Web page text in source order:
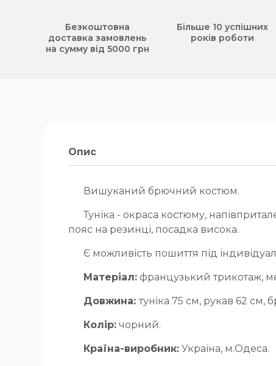
Безкоштовна
доставка замовлень
на сумму від 5000 грн
Більше 10 успішних
років роботи
Опис
Вишуканий брючний костюм.
Туніка - окраса костюму,
пояс на резинці, посадка висока.
Є можливість пошиття під
Матеріал: французький трикотаж,
Довжина:туніка 75 см, рукав 62 см,
Колір: чорний.
Країна-виробник: Україна, м.Одеса.